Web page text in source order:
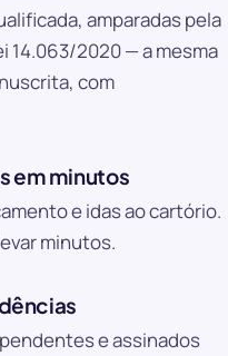
amparadas pela
14.063/2020 — a mesma
com
em minutos
e idas ao cartório.
minutos.
e assinados